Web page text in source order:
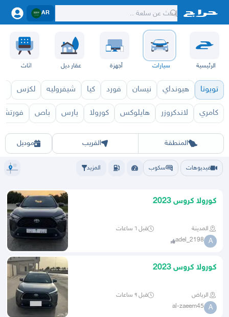
AR
الرئيسية سيارات أجهزة عقار ديل اثاث
تويوتا هيونداي نيسان فورد كيا شيفروليه لكزس
كامري لاندكروزر هايلوكس كورولا يارس باص
المنطقة
الرياض الشرقيه المدينة الطايف القصيمحائل أبها الباحة
القريب موديل
كورولا كروس 2027
فيديوهات سكوب المزيد
كورولا كروس 2023
المدينة قبل ٦ ساعات
A
adel_2198
كورولا كروس 2023
الرياض قبل ٩ ساعات
A
al-zaeem45